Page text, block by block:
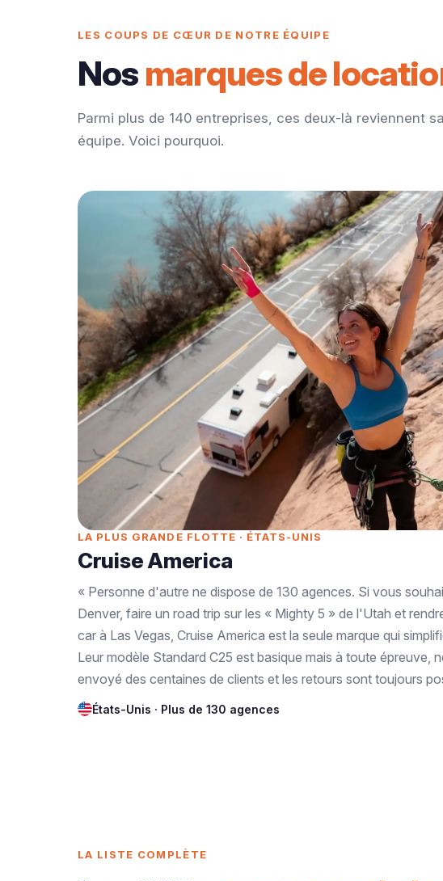
LES COUPS DE CŒUR DE NOTRE ÉQUIPE
Nosmarques de
Parmi plus de 140 entreprises, ces deux-là reviennent
équipe. Voici pourquoi.
LA PLUS GRANDE FLOTTE · ÉTATS-UNIS
Cruise America
« Personne d'autre ne dispose de 130 agences. Si vous
Denver, faire un road trip sur les « Mighty 5 » de l'Utah et
car à Las Vegas, Cruise America est la seule marque qui
Leur modèle Standard C25 est basique mais à toute épreuve,
envoyé des centaines de clients et les retours sont toujours
États-Unis · Plus de 130 agences
LA LISTE COMPLÈTE